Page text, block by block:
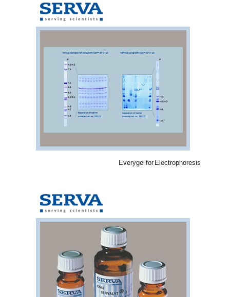
Everygel for Electrophoresis